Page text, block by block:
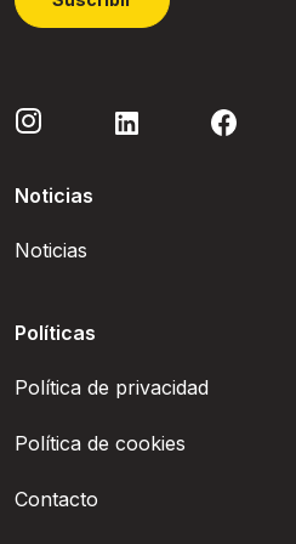
Noticias
Noticias
Políticas
Política de privacidad
Política de cookies
Contacto